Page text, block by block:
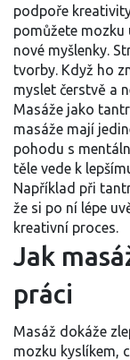
podpoře
pomůžete
nové myšlenky.
tvorby. Když ho
myslet čerstvě a
Masáže jako
masáže mají
pohodu s
těle vede k
Například při
že si po ní lépe
kreativní proces.
Jak
práci
Masáž dokáže
mozku kyslíkem,